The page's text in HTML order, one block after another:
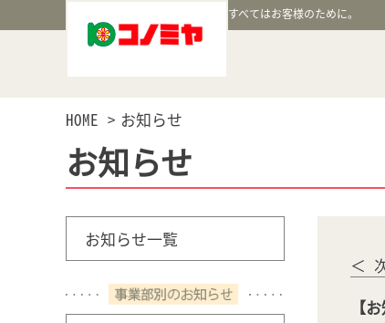
すべてはお客様のために。
HOME お知らせ
お知らせ
お知らせ一覧
＜
【